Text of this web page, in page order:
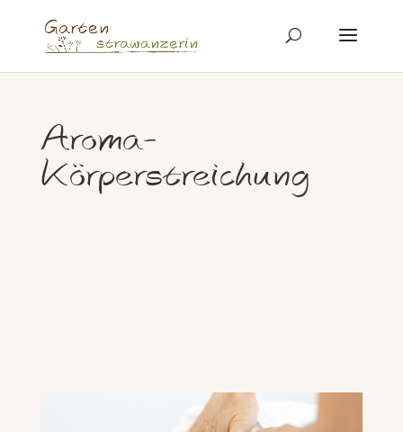
Aroma-
Körperstreichung